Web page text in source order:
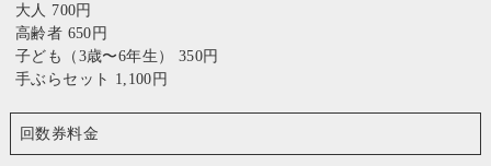
大人 700円
高齢者 650円
子ども（3歳〜6年生） 350円
手ぶらセット 1,100円
回数券料金